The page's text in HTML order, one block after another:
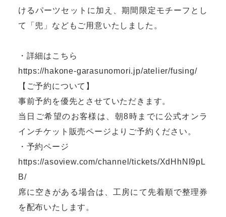
けるパーツセットに加え、期間限定モチーフとし
て「兜」などもご用意いたしました。
・詳細はこちら
https://hakone-garasunomori.jp/atelier/fusing/
【ご予約について】
事前予約を優先とさせていただきます。
当日ご希望のお客様は、朝8時までに公式オンラ
インチケット販売ページよりご予約ください。
・予約ページ
https://asoview.com/channel/tickets/XdHhNI9pL
B/
席に空きがある場合は、工房にて先着順で整理券
を配布いたします。